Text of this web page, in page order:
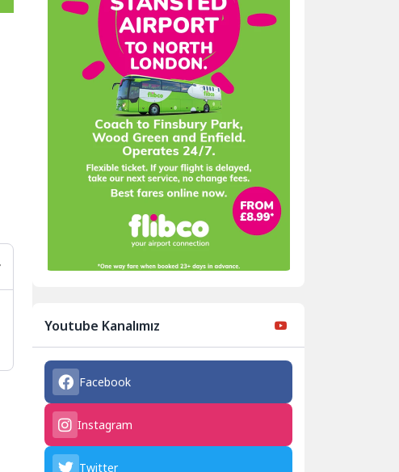
Youtube Kanalımız
Facebook
Instagram
Twitter